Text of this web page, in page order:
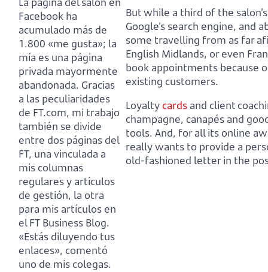
Facebook ha
acumulado más de
1.800 «me gusta»; la
mía es una página
privada mayormente
abandonada. Gracias
a las peculiaridades
de FT.com, mi trabajo
también se divide
entre dos páginas del
FT, una vinculada a
mis columnas
regulares y artículos
de gestión, la otra
para mis artículos en
el FT Business Blog.
«Estás diluyendo tus
enlaces», comentó
uno de mis colegas.
But while a third of the
Google’s search engine, and
some travelling from as far
English Midlands, or even
book appointments because
existing customers.
Loyaltycards and client
champagne, canapés and
tools. And, for all its online
really wants to provide a
old-fashioned letter in the